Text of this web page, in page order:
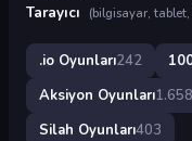
Tarayıcı
(bilgisayar,
.io Oyunları242
Aksiyon Oyunları1.658
Silah Oyunları403